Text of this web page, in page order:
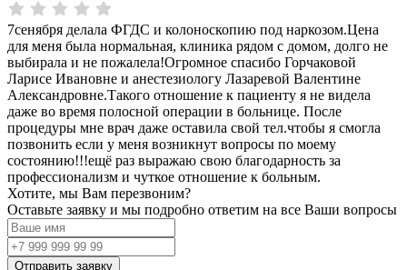
7сенября делала ФГДС и колоноскопию под наркозом.Цена
для меня была нормальная, клиника рядом с домом, долго не
выбирала и не пожалела!Огромное спасибо Горчаковой
Ларисе Ивановне и анестезиологу Лазаревой Валентине
Александровне.Такого отношение к пациенту я не видела
даже во время полосной операции в больнице. После
процедуры мне врач даже оставила свой тел.чтобы я смогла
позвонить если у меня возникнут вопросы по моему
состоянию!!!ещё раз выражаю свою благодарность за
профессионализм и чуткое отношение к больным.
Хотите, мы Вам перезвоним?
Оставьте заявку и мы подробно ответим на все Ваши вопросы